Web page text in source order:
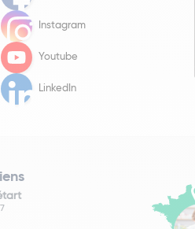
Instagram
Youtube
LinkedIn